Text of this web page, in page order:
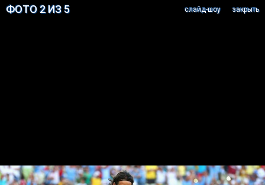
ФОТО 2 ИЗ 5 закрыть
cлайд-шоу